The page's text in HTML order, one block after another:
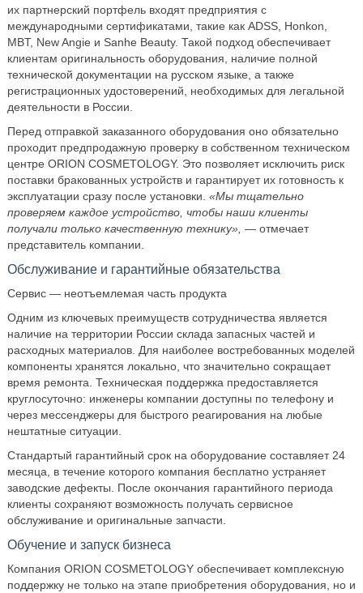
их партнерский портфель входят предприятия с
международными сертификатами, такие как ADSS, Honkon,
MBT, New Angie и Sanhe Beauty. Такой подход обеспечивает
клиентам оригинальность оборудования, наличие полной
технической документации на русском языке, а также
регистрационных удостоверений, необходимых для легальной
деятельности в России.
Перед отправкой заказанного оборудования оно обязательно
проходит предпродажную проверку в собственном техническом
центре ORION COSMETOLOGY. Это позволяет исключить риск
поставки бракованных устройств и гарантирует их готовность к
эксплуатации сразу после установки. «Мы тщательно
проверяем каждое устройство, чтобы наши клиенты
получали только качественную технику», — отмечает
представитель компании.
Обслуживание и гарантийные обязательства
Сервис — неотъемлемая часть продукта
Одним из ключевых преимуществ сотрудничества является
наличие на территории России склада запасных частей и
расходных материалов. Для наиболее востребованных моделей
компоненты хранятся локально, что значительно сокращает
время ремонта. Техническая поддержка предоставляется
круглосуточно: инженеры компании доступны по телефону и
через мессенджеры для быстрого реагирования на любые
нештатные ситуации.
Стандартый гарантийный срок на оборудование составляет 24
месяца, в течение которого компания бесплатно устраняет
заводские дефекты. После окончания гарантийного периода
клиенты сохраняют возможность получать сервисное
обслуживание и оригинальные запчасти.
Обучение и запуск бизнеса
Компания ORION COSMETOLOGY обеспечивает комплексную
поддержку не только на этапе приобретения оборудования, но и